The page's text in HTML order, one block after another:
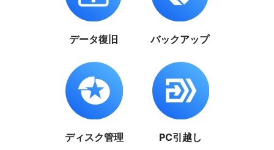
データ復旧 バックアップ
ディスク管理 PC引越し